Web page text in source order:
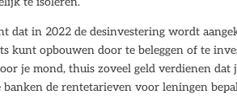
dat in 2022 de desinvestering wordt
kunt opbouwen door te beleggen of te
je mond, thuis zoveel geld verdienen
de rentetarieven voor leningen